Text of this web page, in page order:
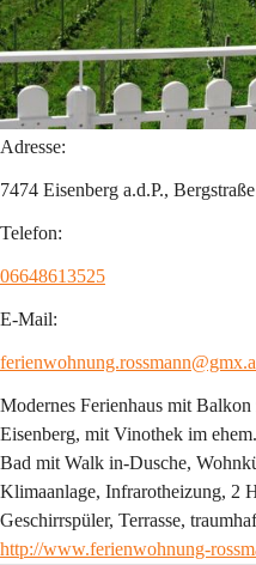
Adresse:
7474 Eisenberg a.d.P.,
Telefon:
06648613525
E-Mail:
Modernes Ferienhaus mit
Eisenberg, mit Vinothek im
Bad mit Walk in-Dusche,
Klimaanlage, Infrarotheizung, 2
Geschirrspüler, Terrasse,
http://www.ferienwohnung-